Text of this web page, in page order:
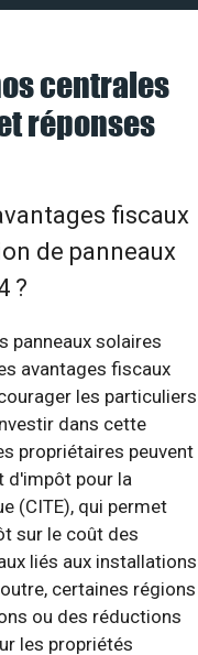
centrales
réponses
fiscaux
de panneaux
?
panneaux solaires
avantages fiscaux
les particuliers
dans cette
propriétaires peuvent
d'impôt pour la
(CITE), qui permet
sur le coût des
liés aux installations
certaines régions
ou des réductions
les propriétés